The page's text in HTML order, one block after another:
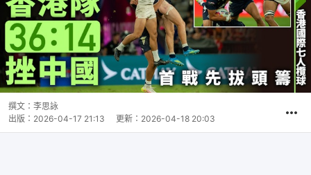
撰文： 李思詠
出版： 2026-04-17 21:13 更新： 2026-04-18 20:03